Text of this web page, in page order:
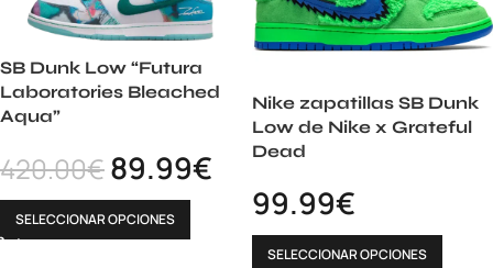
SB Dunk Low “Futura
Laboratories Bleached
Aqua”
420.00€89.99€
SELECCIONAR OPCIONES
Nike zapatillas SB Dunk
Low de Nike x Grateful
Dead
99.99€
SELECCIONAR OPCIONES